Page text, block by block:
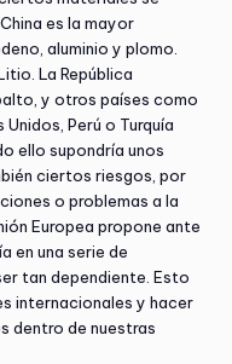
es la mayor
aluminio y plomo.
La República
y otros países como
Perú o Turquía
ello supondría unos
ciertos riesgos, por
o problemas a la
Europea propone ante
en una serie de
tan dependiente. Esto
internacionales y hacer
dentro de nuestras